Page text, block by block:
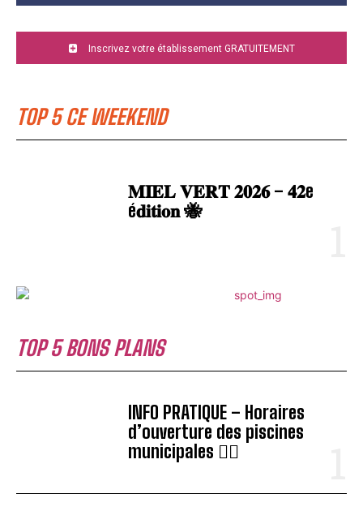
TOP 5 CE WEEKEND
𝐌𝐈𝐄𝐋 𝐕𝐄𝐑𝐓 𝟐𝟎𝟐𝟔 – 𝟒𝟐e
é𝐝𝐢𝐭𝐢𝐨𝐧 🐝
TOP 5 BONS PLANS
INFO PRATIQUE – Horaires
d’ouverture des piscines
municipales 🏊‍♂️
Inscrivez votre établissement GRATUITEMENT